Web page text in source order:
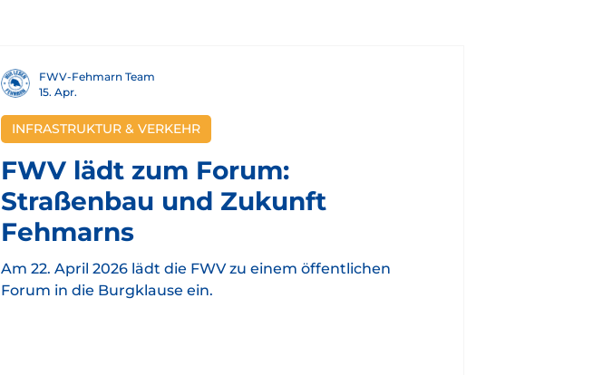
Beschlüsse & Ergebnisse
FWV lädt zum Forum:
Straßenbau und Zukunft
Fehmarns
Am 22. April 2026 lädt die FWV zu einem öffentlichen
Forum in die Burgklause ein.
INFRASTRUKTUR & VERKEHR
FWV-Fehmarn Team
15. Apr.